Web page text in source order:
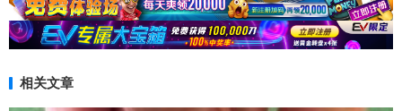
相关文章